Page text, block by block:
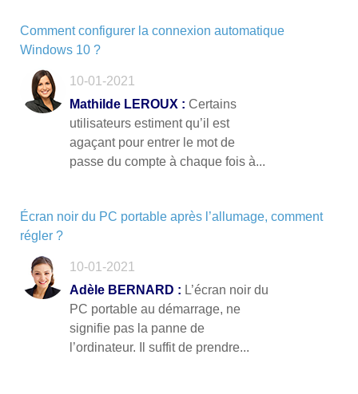
Comment configurer la connexion automatique
Windows 10 ?
10-01-2021
Mathilde LEROUX : Certains
utilisateurs estiment qu’il est
agaçant pour entrer le mot de
passe du compte à chaque fois à...
Écran noir du PC portable après l’allumage, comment
régler ?
10-01-2021
Adèle BERNARD : L’écran noir du
PC portable au démarrage, ne
signifie pas la panne de
l’ordinateur. Il suffit de prendre...